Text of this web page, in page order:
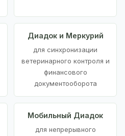
Диадок и Меркурий
для синхронизации
ветеринарного контроля и
финансового
документооборота
Мобильный Диадок
для непрерывного